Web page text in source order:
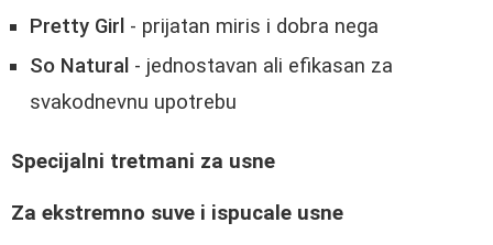
Pretty Girl - prijatan miris i dobra nega
So Natural - jednostavan ali efikasan za
svakodnevnu upotrebu
Specijalni tretmani za usne
Za ekstremno suve i ispucale usne